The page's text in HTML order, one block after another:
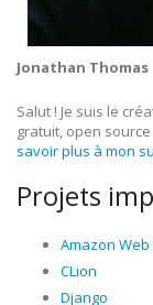
Jonathan Thomas
Salut ! Je suis le
gratuit, open
savoir plus à mon
Projets
Amazon
CLion
Django